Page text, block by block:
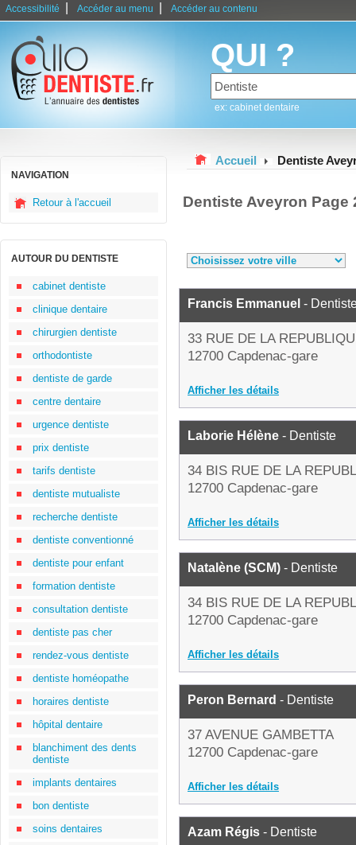
Accessibilité Accéder au menu Accéder au contenu
QUI ?
ex: cabinet dentaire
NAVIGATION
Retour à l'accueil
AUTOUR DU DENTISTE
cabinet dentiste
clinique dentaire
chirurgien dentiste
orthodontiste
dentiste de garde
centre dentaire
urgence dentiste
prix dentiste
tarifs dentiste
dentiste mutualiste
recherche dentiste
dentiste conventionné
dentiste pour enfant
formation dentiste
consultation dentiste
dentiste pas cher
rendez-vous dentiste
dentiste homéopathe
horaires dentiste
hôpital dentaire
blanchiment des dents
dentiste
implants dentaires
bon dentiste
soins dentaires
Accueil Dentiste
Dentiste Aveyron Page
Francis Emmanuel -
33 RUE DE LA
12700 Capdenac-gare
Afficher les détails
Laborie Hélène - Dentiste
34 BIS RUE DE LA
12700 Capdenac-gare
Afficher les détails
Natalène (SCM) - Dentiste
34 BIS RUE DE LA
12700 Capdenac-gare
Afficher les détails
Peron Bernard - Dentiste
37 AVENUE GAMBETTA
12700 Capdenac-gare
Afficher les détails
Azam Régis - Dentiste